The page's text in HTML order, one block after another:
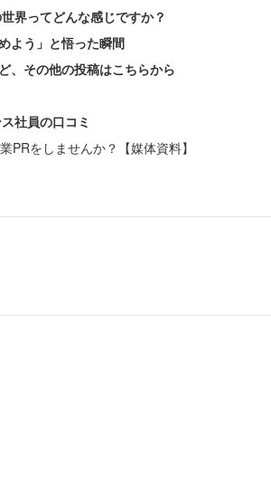
界ってどんな感じですか？
よう」と悟った瞬間
その他の投稿はこちらから
社員の口コミ
PRをしませんか？【媒体資料】